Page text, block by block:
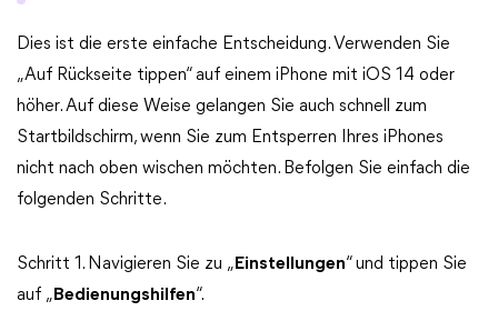
Dies ist die erste einfache Entscheidung. Verwenden Sie
„Auf Rückseite tippen“ auf einem iPhone mit iOS 14 oder
höher. Auf diese Weise gelangen Sie auch schnell zum
Startbildschirm, wenn Sie zum Entsperren Ihres iPhones
nicht nach oben wischen möchten. Befolgen Sie einfach die
folgenden Schritte.
Schritt 1. Navigieren Sie zu „ Einstellungen“ und tippen Sie
auf „ Bedienungshilfen“.